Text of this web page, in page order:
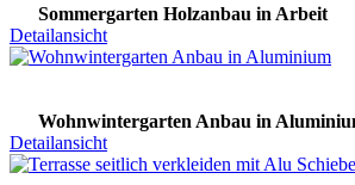
Sommergarten Holzanbau in Arbeit
Detailansicht
Wohnwintergarten Anbau in
Detailansicht